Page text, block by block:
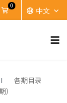
账户 Cart
0
中文
各期目录